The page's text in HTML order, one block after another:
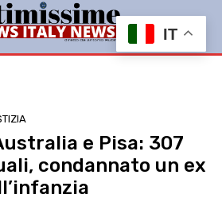
e Pisa: 307
condannato un ex
IT